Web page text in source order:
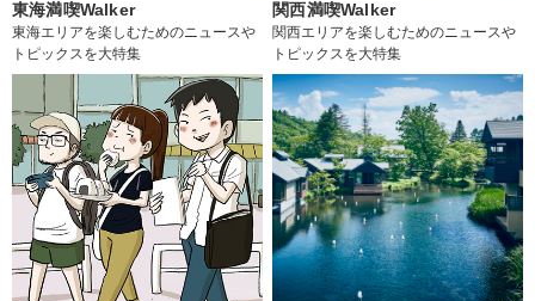
東海満喫Walker
東海エリアを楽しむためのニュースや
トピックスを大特集
関西満喫Walker
関西エリアを楽しむためのニュースや
トピックスを大特集